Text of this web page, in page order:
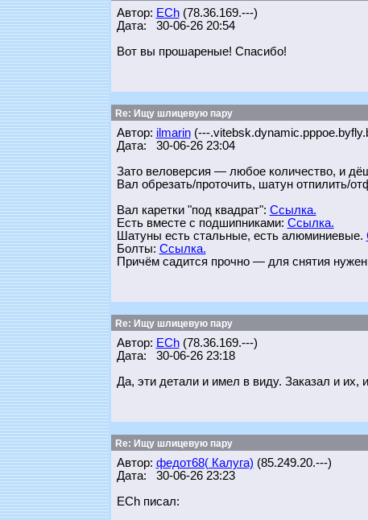
Автор: ECh(78.36.169.---)
Дата: 30-06-26 20:54
Вот вы прошареные! Спасибо!
Re: Ищу шлицевую пару
Автор: ilmarin(---
Дата: 30-06-26 23:04
Зато веловерсия — любое количество, и
Вал обрезать/проточить, шатун отпилить/
Вал каретки "под квадрат": Ссылка.
Есть вместе с подшипниками: Ссылка.
Шатуны есть стальные, есть алюминиевые.
Болты: Ссылка.
Причём садится прочно — для снятия
Re: Ищу шлицевую пару
Автор: ECh(78.36.169.---)
Дата: 30-06-26 23:18
Да, эти детали и имел в виду. Заказал и
Re: Ищу шлицевую пару
Автор: федот68( Калуга) (85.249.20.---)
Дата: 30-06-26 23:23
ECh писал: